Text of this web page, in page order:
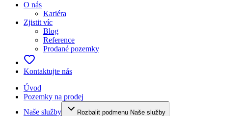
O nás
Kariéra
Zjistit víc
Blog
Reference
Prodané pozemky
Kontaktujte nás
Úvod
Pozemky na prodej
Naše služby
Rozbalit podmenu Naše služby